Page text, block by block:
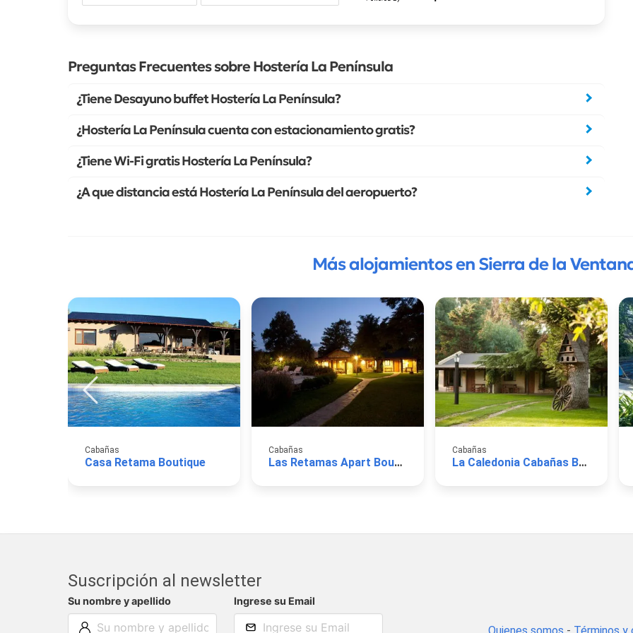
Preguntas Frecuentes sobre Hostería La Península
¿Tiene Desayuno buffet Hostería La Península?
¿Hostería La Península cuenta con estacionamiento gratis?
¿Tiene Wi-Fi gratis Hostería La Península?
¿A que distancia está Hostería La Península del aeropuerto?
Más alojamientos en Sierra de la
Cabañas
Casa Retama Boutique
Cabañas
Las Retamas Apart Boutique
Cabañas
La Caledonia Cabañas Boutique
Suscripción al newsletter
Su nombre y apellido Ingrese su Email
Quienes somos - Términos y